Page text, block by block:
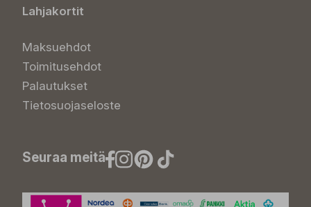
Lahjakortit
Maksuehdot
Toimitusehdot
Palautukset
Tietosuojaseloste
Seuraa meitä